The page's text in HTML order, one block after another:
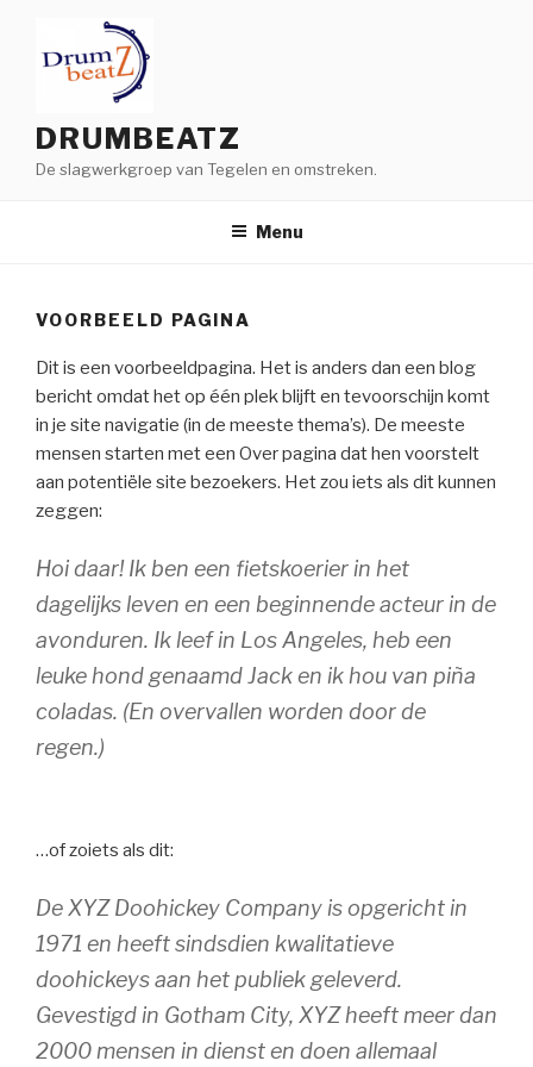
inhoud
DRUMBEATZ
De slagwerkgroep van Tegelen en omstreken.
Menu
VOORBEELD PAGINA
Dit is een voorbeeldpagina. Het is anders dan een blog
bericht omdat het op één plek blijft en tevoorschijn komt
in je site navigatie (in de meeste thema’s). De meeste
mensen starten met een Over pagina dat hen voorstelt
aan potentiële site bezoekers. Het zou iets als dit kunnen
zeggen:
Hoi daar! Ik ben een fietskoerier in het
dagelijks leven en een beginnende acteur in de
avonduren. Ik leef in Los Angeles, heb een
leuke hond genaamd Jack en ik hou van piña
coladas. (En overvallen worden door de
regen.)
…of zoiets als dit:
De XYZ Doohickey Company is opgericht in
1971 en heeft sindsdien kwalitatieve
doohickeys aan het publiek geleverd.
Gevestigd in Gotham City, XYZ heeft meer dan
2000 mensen in dienst en doen allemaal